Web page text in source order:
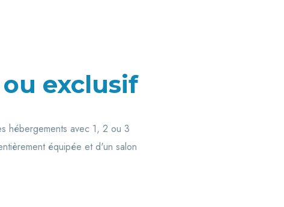
exclusif
hébergements avec 1, 2 ou 3
équipée et d'un salon